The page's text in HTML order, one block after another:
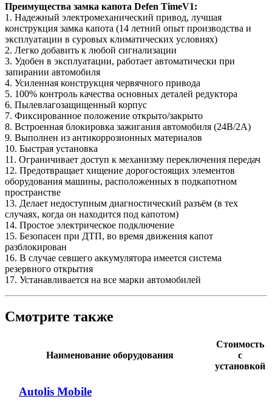
Преимущества замка капота Defen TimeV1:
1. Надежный электромеханический привод, лучшая
конструкция замка капота (14 летний опыт производства и
эксплуатации в суровых климатических условиях)
2. Легко добавить к любой сигнализации
3. Удобен в эксплуатации, работает автоматически при
запирании автомобиля
4. Усиленная конструкция червячного привода
5. 100% контроль качества основных деталей редуктора
6. Пылевлагозащищенный корпус
7. Фиксированное положение открыто/закрыто
8. Встроенная блокировка зажигания автомобиля (24В/2А)
9. Выполнен из антикоррозионных материалов
10. Быстрая установка
11. Ограничивает доступ к механизму переключения передач
12. Предотвращает хищение дорогостоящих элементов
оборудования машины, расположенных в подкапотном
пространстве
13. Делает недоступным диагностический разъём (в тех
случаях, когда он находится под капотом)
14. Простое электрическое подключение
15. Безопасен при ДТП, во время движения капот
разблокирован
16. В случае севшего аккумулятора имеется система
резервного открытия
17. Устанавливается на все марки автомобилей
Смотрите также
Наименование оборудования
Стоимость
с
установкой
Autolis Mobile